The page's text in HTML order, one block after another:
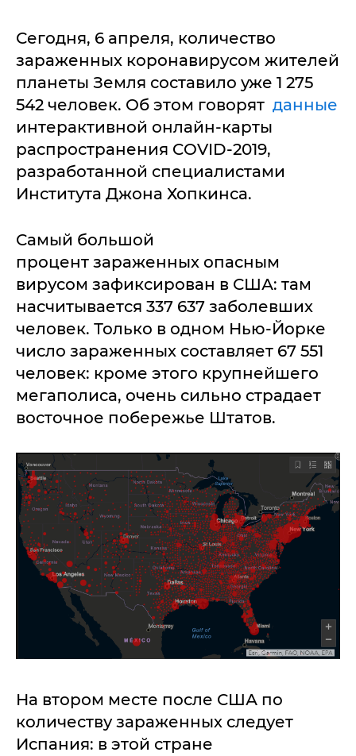
Сегодня, 6 апреля, количество
зараженных коронавирусом жителей
планеты Земля составило уже 1 275
542 человек. Об этом говорят данные
интерактивной онлайн-карты
распространения COVID-2019,
разработанной специалистами
Института Джона Хопкинса.
Самый большой
процент зараженных опасным
вирусом зафиксирован в США: там
насчитывается 337 637 заболевших
человек. Только в одном Нью-Йорке
число зараженных составляет 67 551
человек: кроме этого крупнейшего
мегаполиса, очень сильно страдает
восточное побережье Штатов.
На втором месте после США по
количеству зараженных следует
Испания: в этой стране